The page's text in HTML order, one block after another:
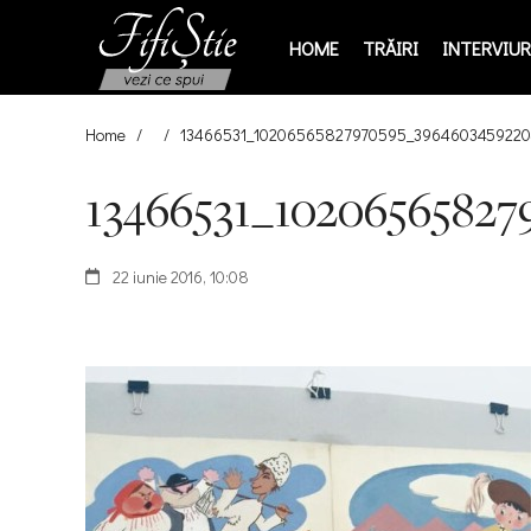
HOME TRĂIRI
Home / /
22 iunie 2016, 10:08